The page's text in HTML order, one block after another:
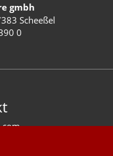
gmbh
Scheeßel
0